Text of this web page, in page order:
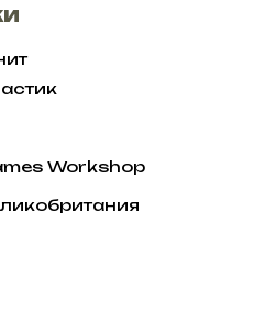
Workshop